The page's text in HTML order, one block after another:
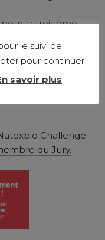
la troisième
distribution de
afin de soutenir
de la bio et les
Challenge.
du Jury.
le suivi de
pour continuer
savoir plus